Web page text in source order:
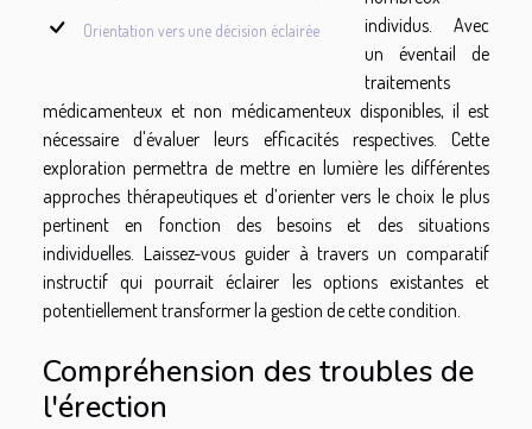
Orientation vers une décision éclairée
individus. Avec
un éventail de
traitements
médicamenteux et non médicamenteux disponibles, il est
nécessaire d'évaluer leurs efficacités respectives. Cette
exploration permettra de mettre en lumière les différentes
approches thérapeutiques et d’orienter vers le choix le plus
pertinent en fonction des besoins et des situations
individuelles. Laissez-vous guider à travers un comparatif
instructif qui pourrait éclairer les options existantes et
potentiellement transformer la gestion de cette condition.
Compréhension des troubles de
l'érection